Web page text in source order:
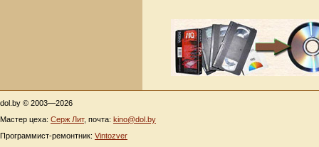
dol.by © 2003—2026
Мастер цеха: Серж Лит, почта: kino@dol.by
Программист-ремонтник: Vintozver